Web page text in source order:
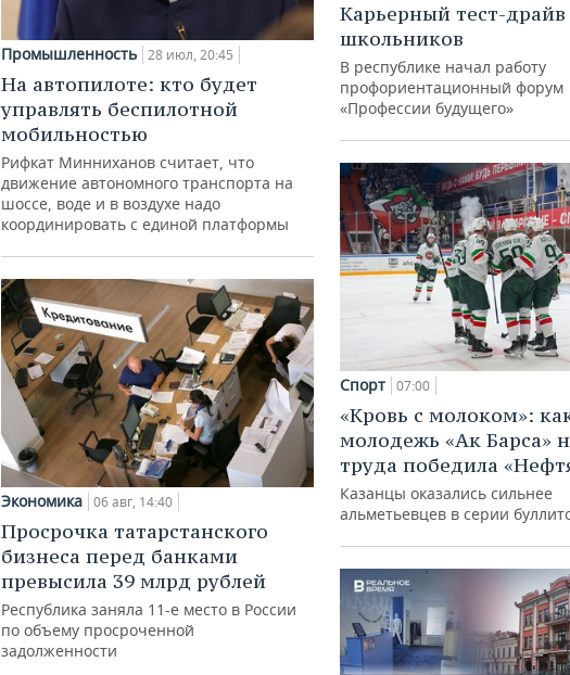
Промышленность 28 июл, 20:45
На автопилоте: кто будет
управлять беспилотной
мобильностью
Рифкат Минниханов считает, что
движение автономного транспорта на
шоссе, воде и в воздухе надо
координировать с единой платформы
Экономика 06 авг, 14:40
Просрочка татарстанского
бизнеса перед банками
превысила 39 млрд рублей
Республика заняла 11-е место в России
по объему просроченной
задолженности
Карьерный тест-драйв
школьников
В республике начал работу
профориентационный форум
«Профессии будущего»
Спорт 07:00
«Кровь с молоком»:
молодежь «Ак Барса»
труда победила
Казанцы оказались сильнее
альметьевцев в серии